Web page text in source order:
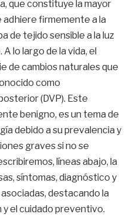
que constituye la mayor
adhiere firmemente a la
de tejido sensible a la luz
lo largo de la vida, el
de cambios naturales que
como
(DVP). Este
benigno, es un tema de
debido a su prevalencia y
graves si no se
líneas abajo, la
síntomas, diagnóstico y
destacando la
el cuidado preventivo.